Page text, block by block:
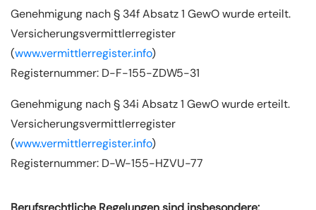
Genehmigung nach § 34f Absatz 1 GewO wurde erteilt.
Versicherungsvermittlerregister
(www.vermittlerregister.info)
Registernummer: D-F-155-ZDW5-31
Genehmigung nach § 34i Absatz 1 GewO wurde erteilt.
Versicherungsvermittlerregister
(www.vermittlerregister.info)
Registernummer: D-W-155-HZVU-77